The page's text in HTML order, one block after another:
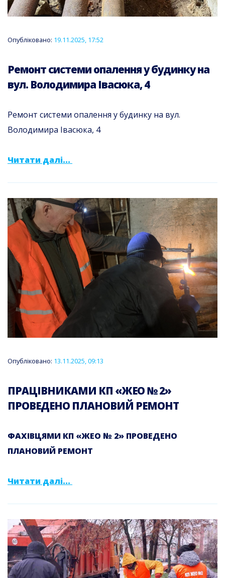
Опубліковано: 19.11.2025, 17:52
Ремонт системи опалення у будинку на
вул. Володимира Івасюка, 4
Ремонт системи опалення у будинку на вул.
Володимира Івасюка, 4
Читати далі...
Опубліковано: 13.11.2025, 09:13
ПРАЦІВНИКАМИ КП «ЖЕО № 2»
ПРОВЕДЕНО ПЛАНОВИЙ РЕМОНТ
ФАХІВЦЯМИ КП «ЖЕО № 2» ПРОВЕДЕНО
ПЛАНОВИЙ РЕМОНТ
Читати далі...